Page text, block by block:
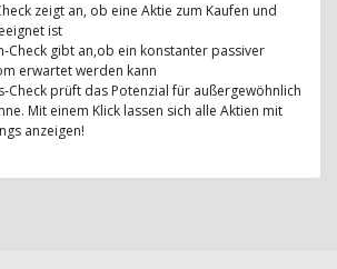
zeigt an, ob eine Aktie zum Kaufen und
ist
Check gibt an,ob ein konstanter passiver
erwartet werden kann
Check prüft das Potenzial für außergewöhnlich
Mit einem Klick lassen sich alle Aktien mit
anzeigen!